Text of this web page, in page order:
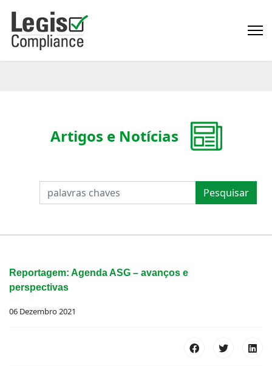
PESQUISAR Pesquisar
Artigos e Notícias
Reportagem: Agenda ASG – avanços e
perspectivas
06 Dezembro 2021